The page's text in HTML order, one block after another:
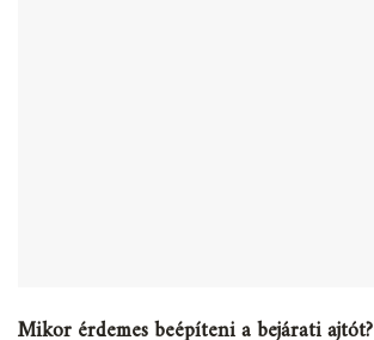
Mikor érdemes beépíteni a bejárati ajtót?